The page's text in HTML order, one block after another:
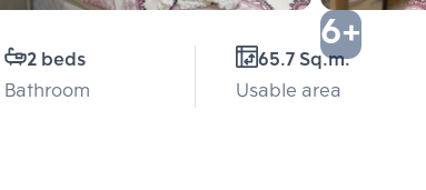
6+
2 beds
Bathroom
65.7 Sq.m.
Usable area